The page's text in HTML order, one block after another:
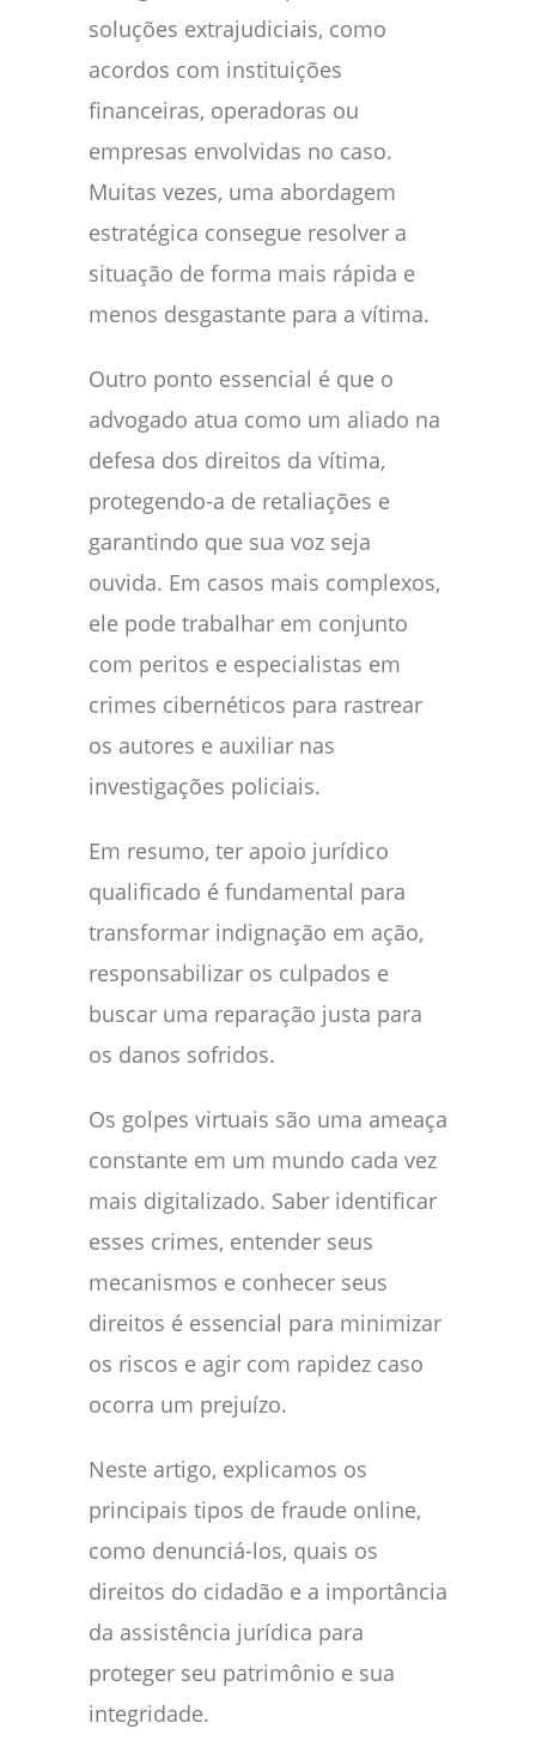
soluções extrajudiciais, como
acordos com instituições
financeiras, operadoras ou
empresas envolvidas no caso.
Muitas vezes, uma abordagem
estratégica consegue resolver a
situação de forma mais rápida e
menos desgastante para a vítima.
Outro ponto essencial é que o
advogado atua como um aliado na
defesa dos direitos da vítima,
protegendo-a de retaliações e
garantindo que sua voz seja
ouvida. Em casos mais complexos,
ele pode trabalhar em conjunto
com peritos e especialistas em
crimes cibernéticos para rastrear
os autores e auxiliar nas
investigações policiais.
Em resumo, ter apoio jurídico
qualificado é fundamental para
transformar indignação em ação,
responsabilizar os culpados e
buscar uma reparação justa para
os danos sofridos.
Os golpes virtuais são uma ameaça
constante em um mundo cada vez
mais digitalizado. Saber identificar
esses crimes, entender seus
mecanismos e conhecer seus
direitos é essencial para minimizar
os riscos e agir com rapidez caso
ocorra um prejuízo.
Neste artigo, explicamos os
principais tipos de fraude online,
como denunciá-los, quais os
direitos do cidadão e a importância
da assistência jurídica para
proteger seu patrimônio e sua
integridade.